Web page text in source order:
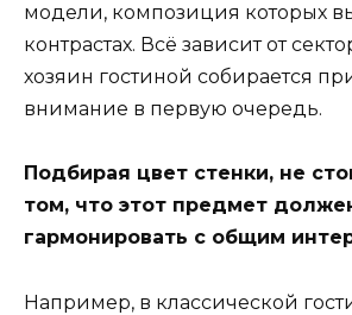
модели, композиция которых
контрастах. Всё зависит от
хозяин гостиной собирается
внимание в первую очередь.
Подбирая цвет стенки, не
том, что этот предмет
гармонировать с общим
Например, в классической